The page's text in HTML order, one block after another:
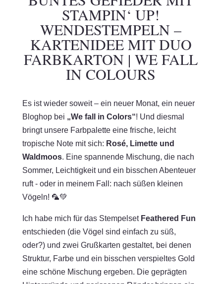
STAMPIN‘ UP!
WENDESTEMPELN –
KARTENIDEE MIT DUO
FARBKARTON | WE FALL
IN COLOURS
Es ist wieder soweit – ein neuer Monat, ein neuer
Bloghop bei „We fall in Colors“! Und diesmal
bringt unsere Farbpalette eine frische, leicht
tropische Note mit sich: Rosé, Limette und
Waldmoos. Eine spannende Mischung, die nach
Sommer, Leichtigkeit und ein bisschen Abenteuer
ruft - oder in meinem Fall: nach süßen kleinen
Vögeln! 🦜💚
Ich habe mich für das Stempelset Feathered Fun
entschieden (die Vögel sind einfach zu süß,
oder?) und zwei Grußkarten gestaltet, bei denen
Struktur, Farbe und ein bisschen verspieltes Gold
eine schöne Mischung ergeben. Die geprägten